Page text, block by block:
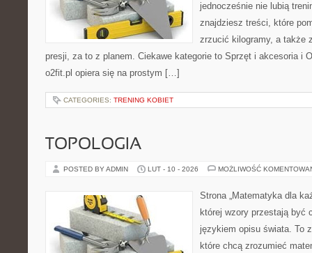
jednocześnie nie lubią
znajdziesz treści, które
zrzucić kilogramy, a także
presji, za to z planem. Ciekawe kategorie to Sprzęt i akcesoria i
o2fit.pl opiera się na prostym […]
CATEGORIES: TRENING KOBIET
TOPOLOGIA
POSTED BY ADMIN LUT - 10 - 2026 MOŻLIWOŚĆ
Strona „Matematyka dla
której wzory przestają być
językiem opisu świata. To
które chcą zrozumieć